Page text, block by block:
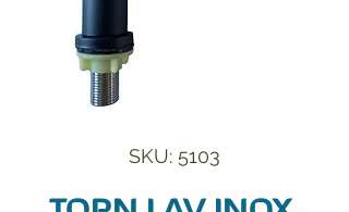
SKU: 5103